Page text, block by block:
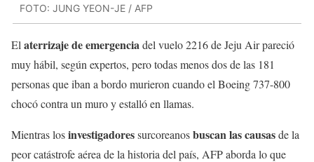
FOTO: JUNG YEON-JE / AFP
El aterrizaje de emergenciadel vuelo 2216 de Jeju Air pareció
muy hábil, según expertos, pero todas menos dos de las 181
personas que iban a bordo murieron cuando el Boeing 737-800
chocó contra un muro y estalló en llamas.
Mientras losinvestigadoressurcoreanosbuscan las causasde la
peor catástrofe aérea de la historia del país, AFP aborda lo que